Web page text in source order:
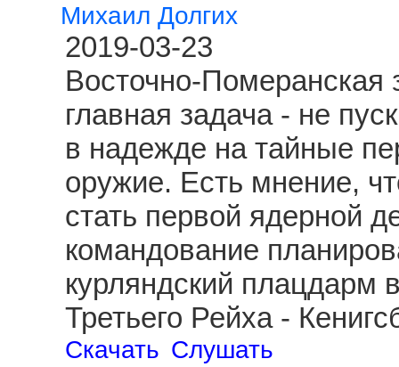
Михаил Долгих
2019-03-23
Восточно-Померанская
главная задача - не
в надежде на тайные
оружие. Есть мнение,
стать первой ядерной
командование
курляндский плацдарм
Третьего Рейха -
Скачать Слушать